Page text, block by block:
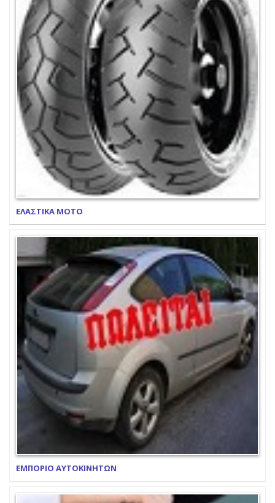
ΕΛΑΣΤΙΚΑ ΜΟΤΟ
ΕΜΠΟΡΙΟ ΑΥΤΟΚΙΝΗΤΩΝ